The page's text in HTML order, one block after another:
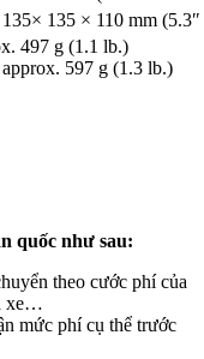
135 × 110 mm
497 g (1.1 lb.)
597 g (1.3 lb.)
quốc như sau:
theo cước phí của
xe…
mức phí cụ thể trước